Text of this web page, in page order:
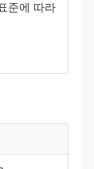
준에 따라